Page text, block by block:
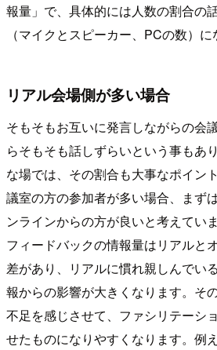
報量」で、具体的には人数の割合の
（マイクとスピーカー、PCの数）に
リアル会場側が多い場合
そもそもお互いに発言しながらの会
らそもそも話しずらいという事もあ
な場では、その割合も大事なポイン
議室の方の参加者が多い場合、まず
ンラインからの方が良いと考えてい
フィードバックの情報量はリアルと
差があり、リアルに慣れ親しんでい
報からの影響が大きくなります。そ
不足を感じさせて、ファシリテーシ
せたものになりやすくなります。例